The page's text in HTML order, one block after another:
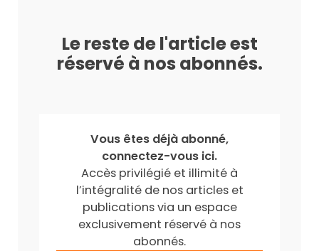
Le reste de l'article est
réservé à nos abonnés.
Vous êtes déjà abonné,
connectez-vous ici.
Accès privilégié et illimité à
l’intégralité de nos articles et
publications via un espace
exclusivement réservé à nos
abonnés.